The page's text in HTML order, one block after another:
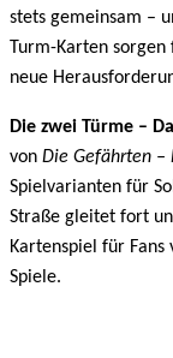
stets gemeinsam –
Turm-Karten
neue
Die zwei Türme –
von Die Gefährten –
Spielvarianten für
Straße gleitet fort
Kartenspiel für
Spiele.